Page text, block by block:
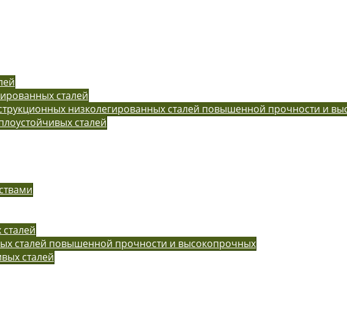
сталей
низколегированных сталей повышенной прочности и
сталей
сталей повышенной прочности и высокопрочных
сталей